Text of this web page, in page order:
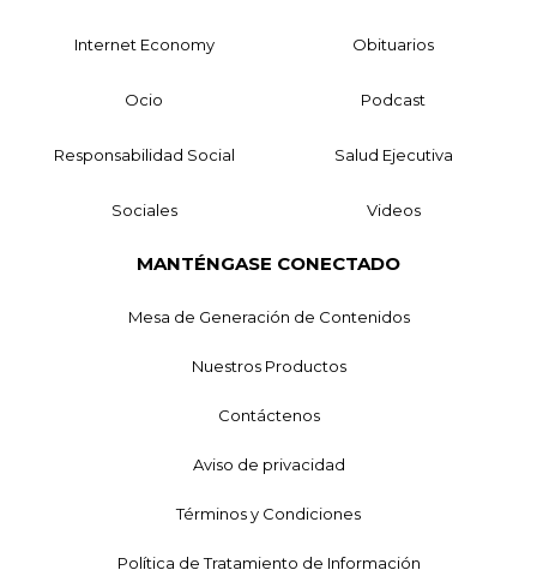
Internet Economy Obituarios
Ocio Podcast
Responsabilidad Social Salud Ejecutiva
Sociales Videos
MANTÉNGASE CONECTADO
Mesa de Generación de Contenidos
Nuestros Productos
Contáctenos
Aviso de privacidad
Términos y Condiciones
Política de Tratamiento de Información